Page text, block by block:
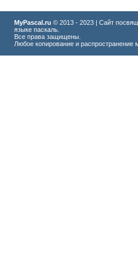
MyPascal.ru © 2013 - 2023 | Сайт
языке паскаль.
Все права защищены.
Любое копирование и распространение